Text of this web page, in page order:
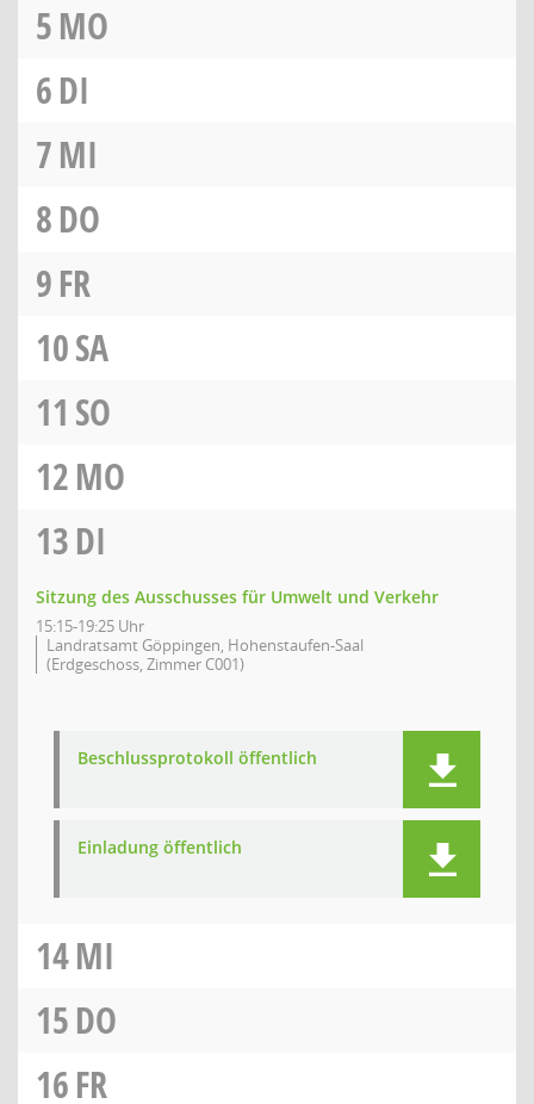
5MO
6DI
7MI
8DO
9FR
10SA
11 SO
12MO
13DI
Sitzung des Ausschusses für Umwelt und Verkehr
15:15-19:25 Uhr
Landratsamt Göppingen, Hohenstaufen-Saal
(Erdgeschoss, Zimmer C001)
Beschlussprotokoll öffentlich
Einladung öffentlich
14MI
15DO
16FR